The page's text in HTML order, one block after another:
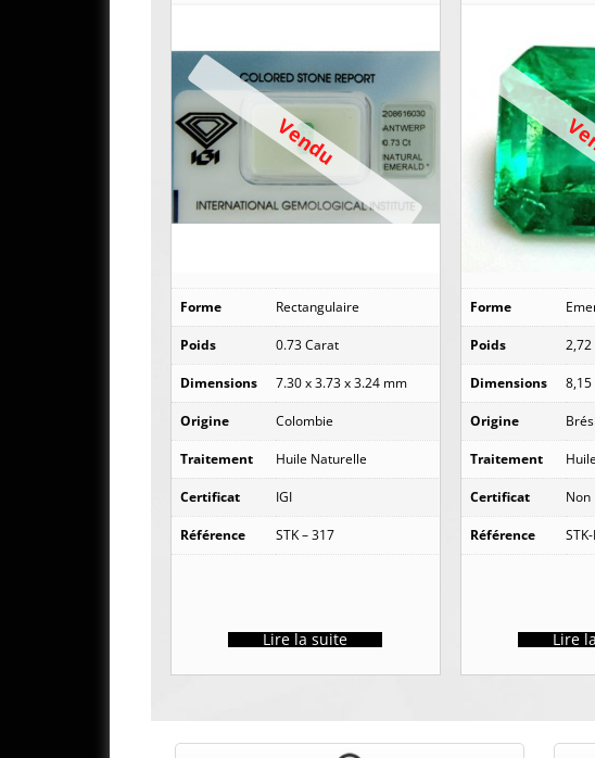
Vendu
Forme Rectangulaire
Poids 0.73 Carat
Dimensions 7.30 x 3.73 x 3.24 mm
Origine Colombie
Traitement Huile Naturelle
Certificat IGI
Référence STK – 317
Lire la suite
Forme
Poids
Dimensions 8,15
Origine
Traitement
Certificat Non
Référence
Lire